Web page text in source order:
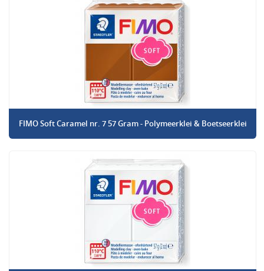
FIMO Soft Caramel nr. 7 57 Gram - Polymeerklei & Boetseerklei